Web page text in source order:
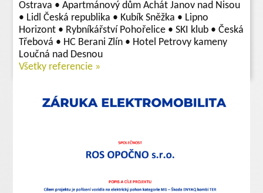
Ostrava • Apartmánový dům Achát Janov nad Nisou
• Lidl Česká republika • Kubík Sněžka • Lipno
Horizont • Rybníkářství Pohořelice • SKI klub • Česká
Třebová • HC Berani Zlín • Hotel Petrovy kameny
Loučná nad Desnou
Všetky referencie »